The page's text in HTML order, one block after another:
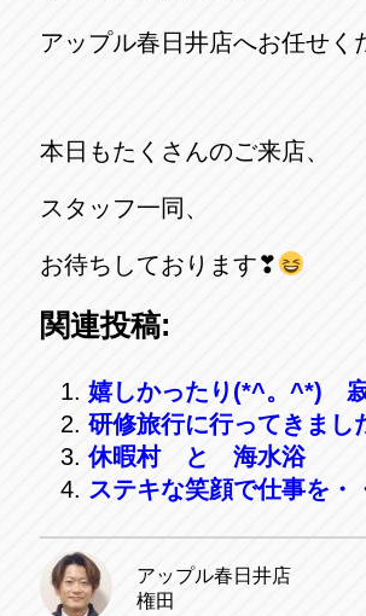
アップル春日井店へお任せく
本日もたくさんのご来店、
スタッフ一同、
お待ちしております❣
関連投稿:
嬉しかったり(*^。^*)
研修旅行に行ってきまし
休暇村 と 海水浴
ステキな笑顔で仕事を・
アップル春日井店
権田